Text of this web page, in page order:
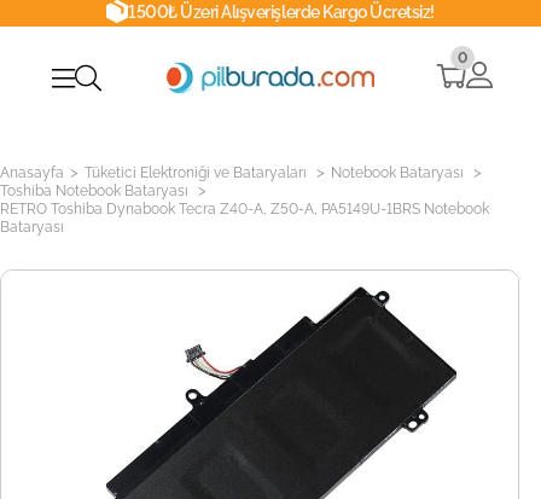
1500₺ Üzeri Alışverişlerde Kargo Ücretsiz!
0
Anasayfa > Tüketici Elektroniği ve Bataryaları > Notebook Bataryası >
Toshiba Notebook Bataryası >
RETRO Toshiba Dynabook Tecra Z40-A, Z50-A, PA5149U-1BRS Notebook
Bataryası